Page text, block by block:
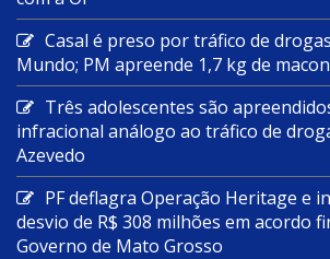
Casal é preso por tráfico de
Mundo; PM apreende 1,7 kg de
Três adolescentes são
infracional análogo ao tráfico de
Azevedo
PF deflagra Operação Heritage e
desvio de R$ 308 milhões em acordo
Governo de Mato Grosso